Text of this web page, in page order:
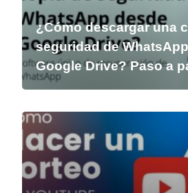
¿Cómo descargar una
seguridad de
Google Drive? Paso a